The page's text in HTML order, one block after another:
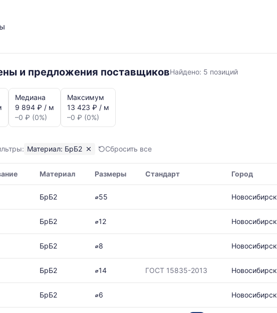
и предложения поставщиковБрБ2
Найдено: 5 позиций
Медиана
9 894 ₽ / м
–0 ₽ (0%)
Максимум
13 423 ₽ / м
–0 ₽ (0%)
Материал: БрБ2 Сбросить все
Материал Размеры Стандарт Город
БрБ2 ⌀55 Новосибирск
БрБ2 ⌀12 Новосибирск
БрБ2 ⌀8 Новосибирск
БрБ2 ⌀14 ГОСТ 15835-2013 Новосибирск
БрБ2 ⌀6 Новосибирск